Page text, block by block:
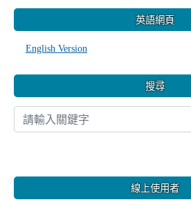
英語網頁
English Version
搜尋
線上使用者